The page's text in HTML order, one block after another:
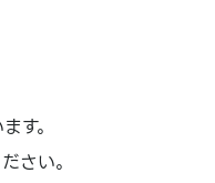
す。
さい。